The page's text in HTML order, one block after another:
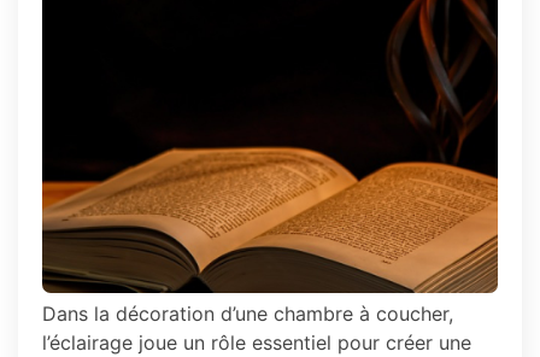
chaleureux
chambre
coucher
!
Dans la décoration d’une chambre à coucher,
l’éclairage joue un rôle essentiel pour créer une